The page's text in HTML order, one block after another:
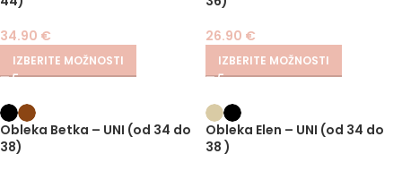
34.90 €
IZBERITE MOŽNOSTI
26.90 €
IZBERITE MOŽNOSTI
Obleka Betka – UNI (od 34 do
38)
Obleka Elen – UNI (od 34 do
38 )